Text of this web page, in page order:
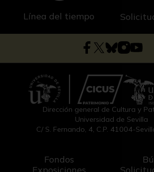
Línea del tiempo
Dirección general de Cultura y
Universidad de Sevilla
C/ S. Fernando, 4, C.P. 41004-
Fondos
Exposiciones